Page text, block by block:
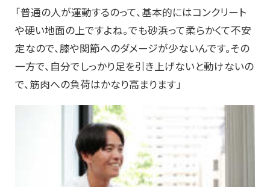
「普通の人が運動するのって、基本的にはコンクリート
や硬い地面の上ですよね。でも砂浜って柔らかくて不安
定なので、膝や関節へのダメージが少ないんです。その
一方で、自分でしっかり足を引き上げないと動けないの
で、筋肉への負荷はかなり高まります」